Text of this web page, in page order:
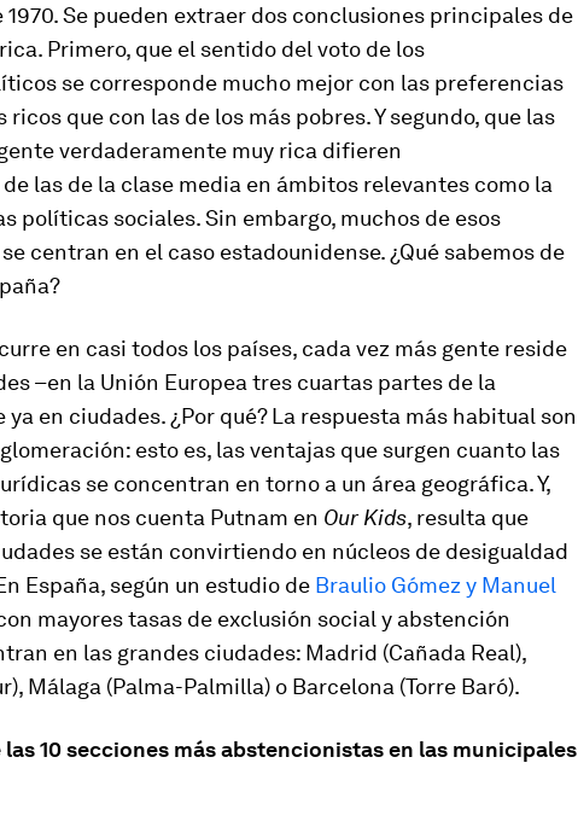
1970. Se pueden extraer dos conclusiones principales de
Primero, que el sentido del voto de los
se corresponde mucho mejor con las preferencias
que con las de los más pobres. Y segundo, que las
verdaderamente muy rica difieren
las de la clase media en ámbitos relevantes como la
políticas sociales. Sin embargo, muchos de esos
centran en el caso estadounidense. ¿Qué sabemos de
en casi todos los países, cada vez más gente reside
–en la Unión Europea tres cuartas partes de la
en ciudades. ¿Por qué? La respuesta más habitual son
esto es, las ventajas que surgen cuanto las
se concentran en torno a un área geográfica. Y,
que nos cuenta Putnam en Our Kids, resulta que
se están convirtiendo en núcleos de desigualdad
España, según un estudio de Braulio Gómez y Manuel
mayores tasas de exclusión social y abstención
en las grandes ciudades: Madrid (Cañada Real),
Málaga (Palma-Palmilla) o Barcelona (Torre Baró).
las 10 secciones más abstencionistas en las municipales